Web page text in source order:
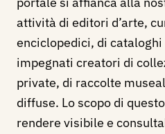
attività di editori d’arte,
enciclopedici, di
impegnati creatori di
private, di raccolte
diffuse. Lo scopo di
rendere visibile e